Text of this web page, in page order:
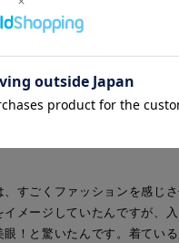
いという森さん。
すごくファッションを感じ
メージしていたんですが、
！と驚いたんです。着てい